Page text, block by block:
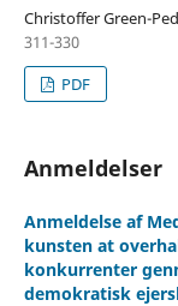
Christoffer Green-
311-330
PDF
Anmeldelser
Anmeldelse af
kunsten at
konkurrenter
demokratisk